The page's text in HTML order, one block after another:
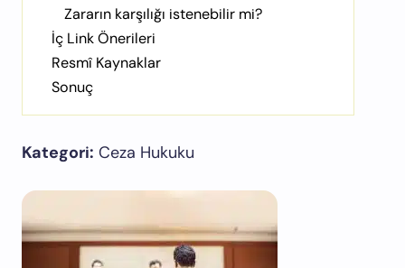
Zararın karşılığı istenebilir mi?
İç Link Önerileri
Resmî Kaynaklar
Sonuç
Kategori: Ceza Hukuku